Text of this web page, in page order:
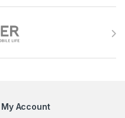
My Account